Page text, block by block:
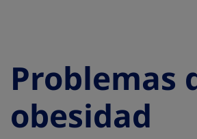
Problemas
obesidad